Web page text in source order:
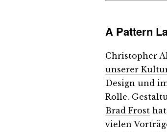
A Pattern
Christopher
unserer
Design und
Rolle.
Brad Frost
vielen